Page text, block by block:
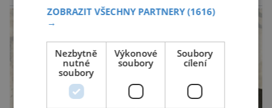
ZOBRAZIT VŠECHNY PARTNERY(1616)
→
Nezbytně
nutné
soubory
Výkonové
soubory
Soubory
cílení